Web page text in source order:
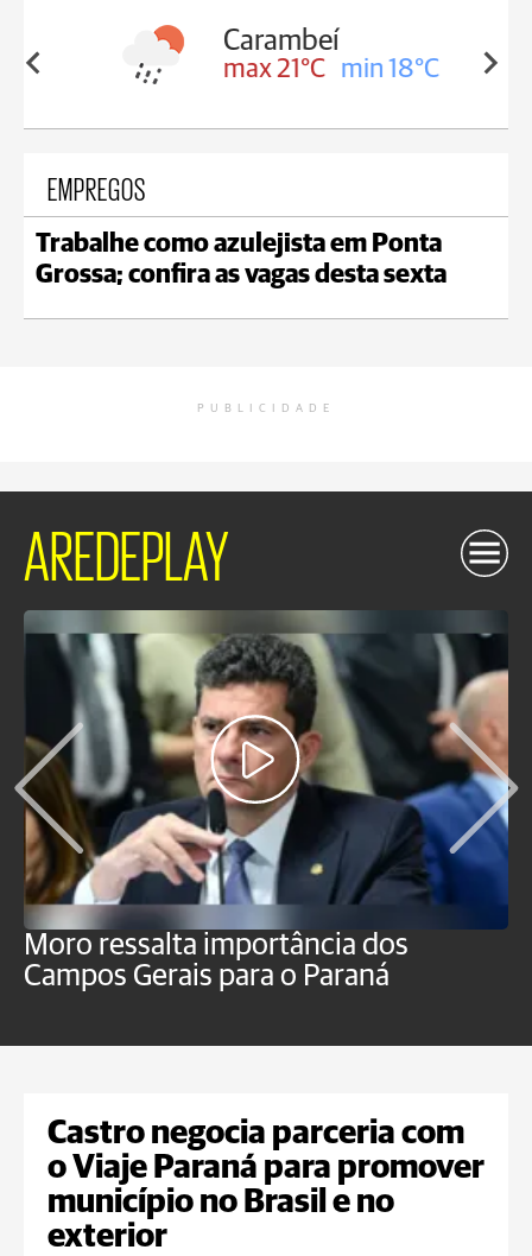
18°C
Carambeí
max 21°C min 18°C
EMPREGOS
Trabalhe como azulejista em Ponta
Grossa; confira as vagas desta sexta
PUBLICIDADE
AREDEPLAY
Moro ressalta importância dos
Campos Gerais para o Paraná
Castro negocia parceria com
o Viaje Paraná para promover
município no Brasil e no
exterior